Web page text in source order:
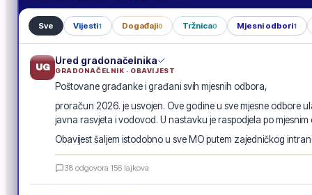
Sve Vijesti1 Događaji0 Tržnica0 Mjesni odbori1
UG
Ured gradonačelnika
GRADONAČELNIK · OBAVIJEST
Poštovane građanke i građani svih mjesnih odbora,
proračun 2026. je usvojen. Ove godine u sve mjesne odbore
javna rasvjeta i vodovod. U nastavku je raspodjela po mjesnim
Obavijest šaljem istodobno u sve MO putem zajedničkog
GRADSKA OBAVIJEST
Raspodjela investicija 2026. · po mjesnim odborima
38 odgovora·156 lajkova